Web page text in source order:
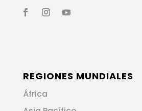
REGIONES MUNDIALES
África